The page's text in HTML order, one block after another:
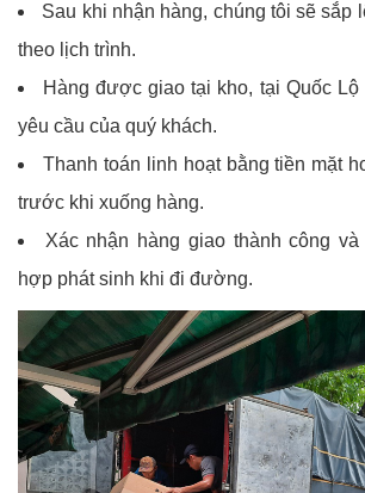
Sau khi nhận hàng, chúng tôi sẽ sắp
theo lịch trình.
Hàng được giao tại kho, tại Quốc
yêu cầu của quý khách.
Thanh toán linh hoạt bằng tiền mặt
trước khi xuống hàng.
Xác nhận hàng giao thành công
hợp phát sinh khi đi đường.